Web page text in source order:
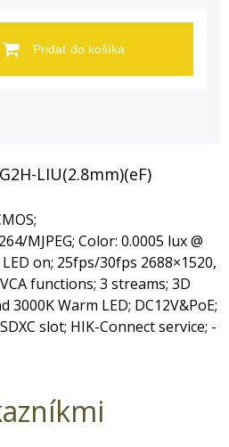
Pridať do košíka
LIU(2.8mm)(eF)
MJPEG; Color: 0.0005 lux @
LED on; 25fps/30fps 2688×1520,
functions; 3 streams; 3D
3000K Warm LED; DC12V&PoE;
slot; HIK-Connect service; -